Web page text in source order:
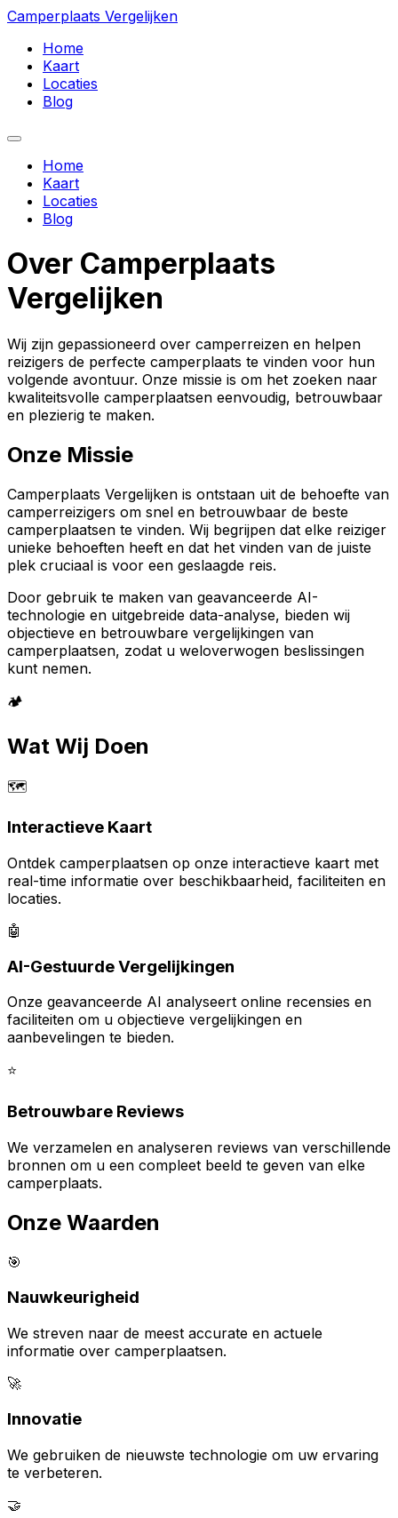
Camperplaats Vergelijken
Home
Kaart
Locaties
Blog
Home
Kaart
Locaties
Blog
Over Camperplaats
Vergelijken
Wij zijn gepassioneerd over camperreizen en helpen
reizigers de perfecte camperplaats te vinden voor hun
volgende avontuur. Onze missie is om het zoeken naar
kwaliteitsvolle camperplaatsen eenvoudig, betrouwbaar
en plezierig te maken.
Onze Missie
Camperplaats Vergelijken is ontstaan uit de behoefte van
camperreizigers om snel en betrouwbaar de beste
camperplaatsen te vinden. Wij begrijpen dat elke reiziger
unieke behoeften heeft en dat het vinden van de juiste
plek cruciaal is voor een geslaagde reis.
Door gebruik te maken van geavanceerde AI-
technologie en uitgebreide data-analyse, bieden wij
objectieve en betrouwbare vergelijkingen van
camperplaatsen, zodat u weloverwogen beslissingen
kunt nemen.
🏕️
Wat Wij Doen
🗺️
Interactieve Kaart
Ontdek camperplaatsen op onze interactieve kaart met
real-time informatie over beschikbaarheid, faciliteiten en
locaties.
🤖
AI-Gestuurde Vergelijkingen
Onze geavanceerde AI analyseert online recensies en
faciliteiten om u objectieve vergelijkingen en
aanbevelingen te bieden.
⭐
Betrouwbare Reviews
We verzamelen en analyseren reviews van verschillende
bronnen om u een compleet beeld te geven van elke
camperplaats.
Onze Waarden
🎯
Nauwkeurigheid
We streven naar de meest accurate en actuele
informatie over camperplaatsen.
🚀
Innovatie
We gebruiken de nieuwste technologie om uw ervaring
te verbeteren.
🤝